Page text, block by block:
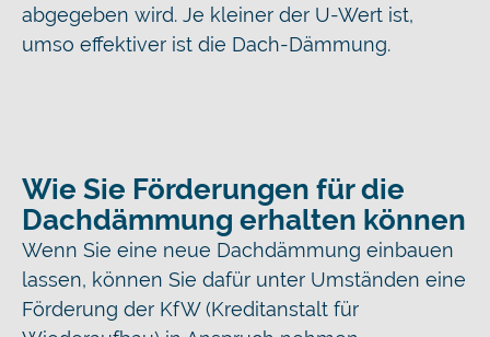
abgegeben wird. Je kleiner der U-Wert ist,
umso effektiver ist die Dach-Dämmung.
Wie Sie Förderungen für die
Dachdämmung erhalten können
Wenn Sie eine neue Dachdämmung einbauen
lassen, können Sie dafür unter Umständen eine
Förderung der KfW (Kreditanstalt für